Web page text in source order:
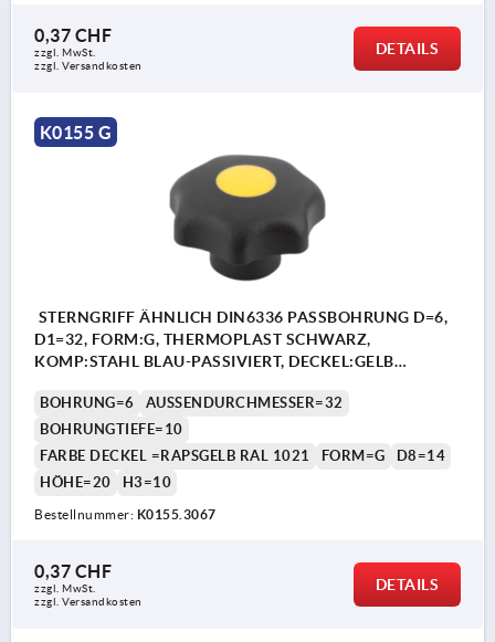
0,37 CHF
zzgl. MwSt.
zzgl. Versandkosten
DETAILS
K0155 G
STERNGRIFF ÄHNLICH DIN6336 PASSBOHRUNG D=6,
D1=32, FORM:G, THERMOPLAST SCHWARZ,
KOMP:STAHL BLAU-PASSIVIERT, DECKEL:GELB
BOHRUNG=6
AUSSENDURCHMESSER=32
BOHRUNGTIEFE=10
FARBE DECKEL =RAPSGELB RAL 1021
FORM=G
D8=14
HÖHE=20
H3=10
Bestellnummer: K0155.3067
0,37 CHF
zzgl. MwSt.
zzgl. Versandkosten
DETAILS